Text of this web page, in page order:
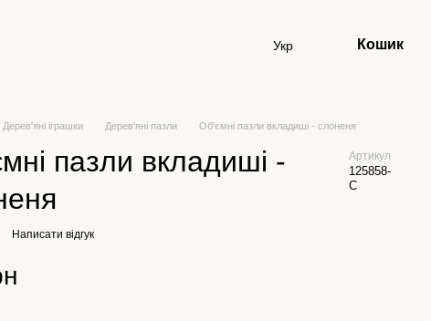
Укр Кошик
Дерев'яні іграшки Дерев'яні пазли Об'ємні пазли вкладиші - слоненя
пазли вкладиші -
Артикул
125858-
С
Написати відгук